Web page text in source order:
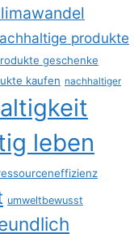
produkte
geschenke
kaufen nachhaltiger
leben
umweltbewusst